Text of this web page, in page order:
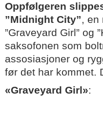
Oppfølgeren
”Midnight City”, en
”Graveyard Girl” og
saksofonen som
assosiasjoner og
før det har kommet.
«Graveyard Girl»: